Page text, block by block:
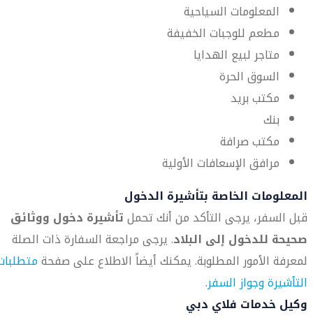
المعلومات السياحية
مطعم للوجبات الخفيفة
متاجر لبيع الهدايا
السوق الحرة
مكتب بريد
بنك
مكتب صرافة
مرافق الإسعافات الأولية
المعلومات الخاصة بتأشيرة الدخول
قبل السفر، يرجى التأكد من أنك تحملتأشيرة دخول ووثائق
صحيحة للدخول إلى البلاد. يرجى مراجعة السفارة ذات الصلة
لمعرفة الأمور المطلوبة. يمكنك أيضاً الاطلاع على صفحة
التأشيرة وجواز السفر.
وكيل خدمات فلاي دبي